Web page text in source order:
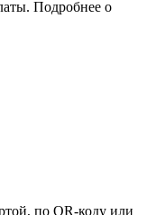
Подробнее о
по QR-коду или